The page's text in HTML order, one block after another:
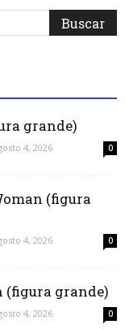
grande)
4, 2026 0
(figura
4, 2026 0
(figura grande)
4, 2026 0